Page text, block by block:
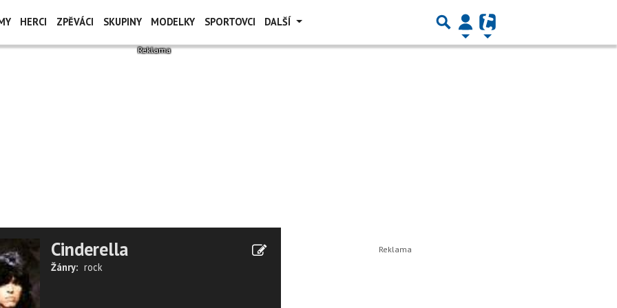
HERCI ZPĚVÁCI SKUPINY MODELKY SPORTOVCI DALŠÍ
Cinderella
Žánry: rock